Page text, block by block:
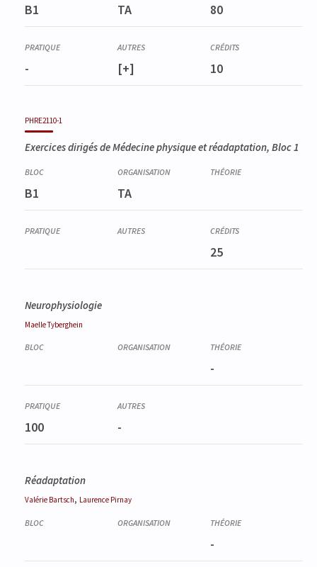
B1 TA 80
- [+] 10
PHRE2110-1
Exercices dirigés de Médecine physique et réadaptation, Bloc 1
B1 TA
25
Neurophysiologie
MaelleTyberghein
-
100 -
Réadaptation
Valérie Bartsch, Laurence Pirnay
-